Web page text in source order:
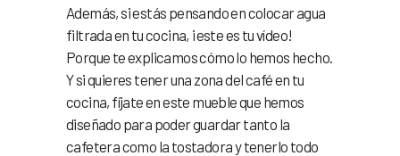
Además, si estás pensando en colocar agua
filtrada en tu cocina, ¡este es tu vídeo!
Porque te explicamos cómo lo hemos hecho.
Y si quieres tener una zona del café en tu
cocina, fíjate en este mueble que hemos
diseñado para poder guardar tanto la
cafetera como la tostadora y tenerlo todo